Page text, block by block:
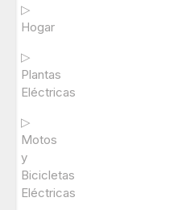
▷
Hogar
▷
Plantas
Eléctricas
▷
Motos
y
Bicicletas
Eléctricas